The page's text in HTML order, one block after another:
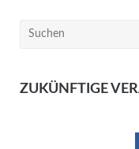
Suchen
ZUKÜNFTIGE